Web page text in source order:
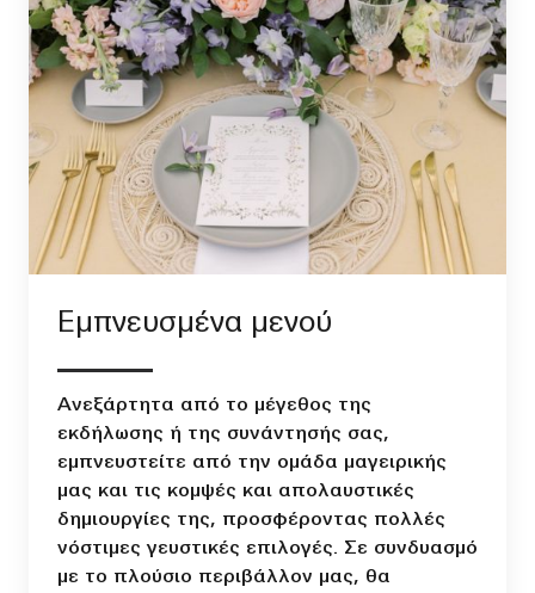
Εμπνευσμένα μενού
Ανεξάρτητα από το μέγεθος της
εκδήλωσης ή της συνάντησής σας,
εμπνευστείτε από την ομάδα μαγειρικής
μας και τις κομψές και απολαυστικές
δημιουργίες της, προσφέροντας πολλές
νόστιμες γευστικές επιλογές. Σε συνδυασμό
με το πλούσιο περιβάλλον μας, θα